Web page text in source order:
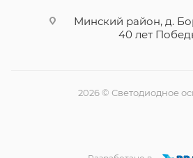
Минский район, д.
40 лет
2026 © Светодиодное